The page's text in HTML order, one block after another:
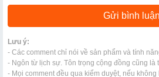
Lưu ý:
- Các comment chỉ nói về sản phẩm và tính
- Ngôn từ lịch sự. Tôn trọng cộng đồng cũng là
- Mọi comment đều qua kiểm duyệt, nếu